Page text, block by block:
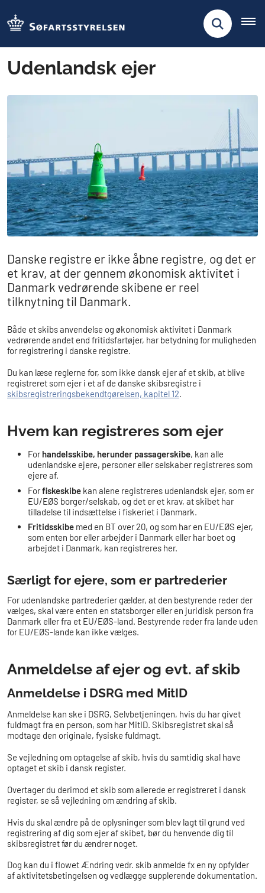
Udenlandsk ejer
Danske registre er ikke åbne registre, og det er
et krav, at der gennem økonomisk aktivitet i
Danmark vedrørende skibene er reel
tilknytning til Danmark.
Både et skibs anvendelse og økonomisk aktivitet i Danmark
vedrørende andet end fritidsfartøjer, har betydning for muligheden
for registrering i danske registre.
Du kan læse reglerne for, som ikke dansk ejer af et skib, at blive
registreret som ejer i et af de danske skibsregistre i
skibsregistreringsbekendtgørelsen, kapitel 12.
Hvem kan registreres som ejer
For handelsskibe, herunder passagerskibe, kan alle
udenlandske ejere, personer eller selskaber registreres som
ejere af.
Forfiskeskibe kan alene registreres udenlandsk ejer, som er
EU/EØS borger/selskab, og det er et krav, at skibet har
tilladelse til indsættelse i fiskeriet i Danmark.
Fritidsskibe med en BT over 20, og som har en EU/EØS ejer,
som enten bor eller arbejder i Danmark eller har boet og
arbejdet i Danmark, kan registreres her.
Særligt for ejere, som er partrederier
For udenlandske partrederier gælder, at den bestyrende reder der
vælges, skal være enten en statsborger eller en juridisk person fra
Danmark eller fra et EU/EØS-land. Bestyrende reder fra lande uden
for EU/EØS-lande kan ikke vælges.
Anmeldelse af ejer og evt. af skib
Anmeldelse i DSRG med MitID
Anmeldelse kan ske i DSRG, Selvbetjeningen, hvis du har givet
fuldmagt fra en person, som har MitID. Skibsregistret skal så
modtage den originale, fysiske fuldmagt.
Se vejledning om optagelse af skib, hvis du samtidig skal have
optaget et skib i dansk register.
Overtager du derimod et skib som allerede er registreret i dansk
register, se så vejledning om ændring af skib.
Hvis du skal ændre på de oplysninger som blev lagt til grund ved
registrering af dig som ejer af skibet, bør du henvende dig til
skibsregistret før du ændrer noget.
Dog kan du i flowet Ændring vedr. skib anmelde fx en ny opfylder
af aktivitetsbetingelsen og vedlægge supplerende dokumentation.